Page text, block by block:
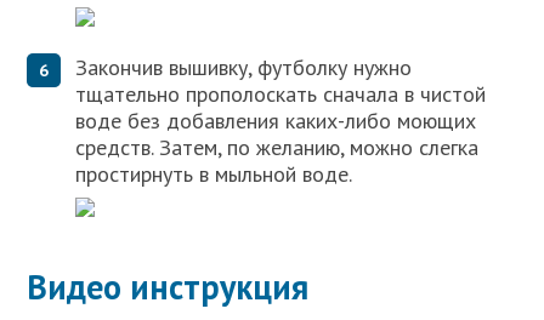
Закончив вышивку, футболку нужно
тщательно прополоскать сначала в чистой
воде без добавления каких-либо моющих
средств. Затем, по желанию, можно слегка
простирнуть в мыльной воде.
Видео инструкция